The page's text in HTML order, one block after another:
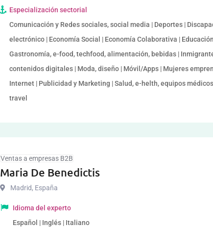
Especialización sectorial
Comunicación y Redes sociales, social media | Deportes |
electrónico | Economía Social | Economía Colaborativa |
Gastronomía, e-food, techfood, alimentación, bebidas |
contenidos digitales | Moda, diseño | Móvil/Apps | Mujeres
Internet | Publicidad y Marketing | Salud, e-helth, equipos
travel
Ventas a empresas B2B
Maria De Benedictis
Madrid, España
Idioma del experto
Español | Inglés | Italiano